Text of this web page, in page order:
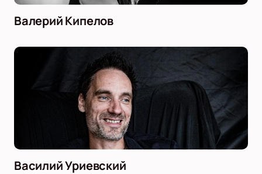
Валерий Кипелов
Василий Уриевский